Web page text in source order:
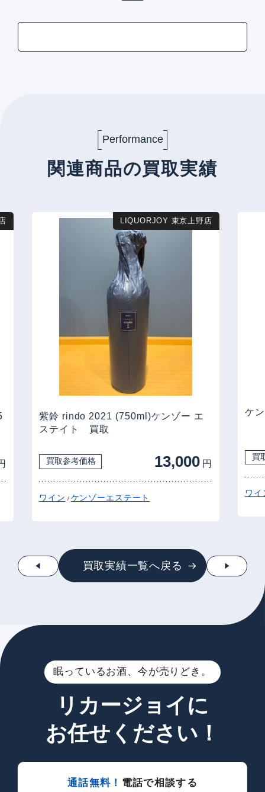
Performance
関連商品の買取実績
LIQUORJOY 東京上野店
紫鈴 rindo 2021 (750ml)ケンゾー エ
ステイト 買取
買取参考価格 13,000 円
ワイン/ケンゾーエステート
ケ
買
ワイ
買取実績一覧へ戻る
眠っているお酒、今が売りどき。
リカージョイに
お任せください！
通話無料！ 電話で相談する